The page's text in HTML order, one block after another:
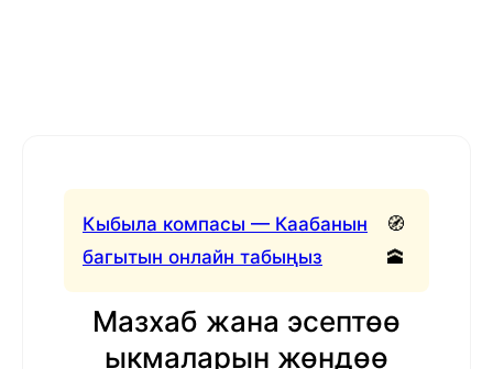
Кыбыла компасы — Каабанын
багытын онлайн табыңыз
🧭
🕋
Мазхаб жана эсептөө
ыкмаларын жөндөө